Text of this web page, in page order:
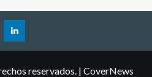
reservados. | CoverNews